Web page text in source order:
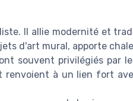
Il allie modernité et
d'art mural, apporte
souvent privilégiés par
à un lien fort